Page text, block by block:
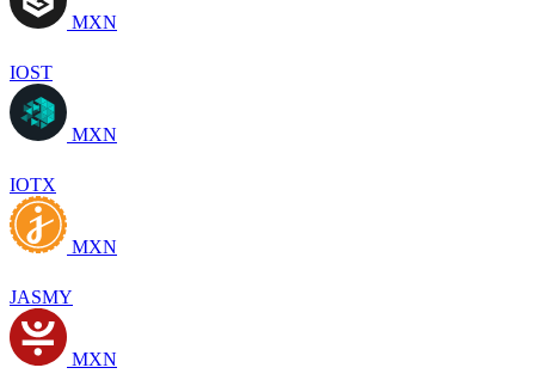
MXN
IOST
MXN
IOTX
MXN
JASMY
MXN